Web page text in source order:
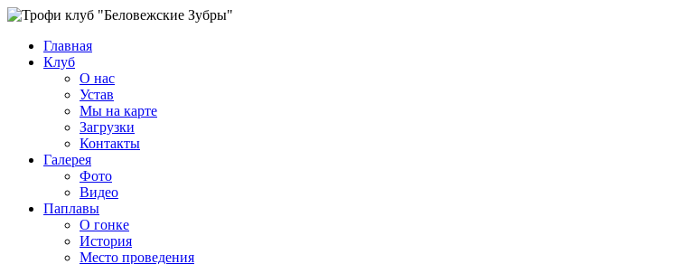
Главная
Клуб
О нас
Устав
Мы на карте
Загрузки
Контакты
Галерея
Фото
Видео
Паплавы
О гонке
История
Место проведения